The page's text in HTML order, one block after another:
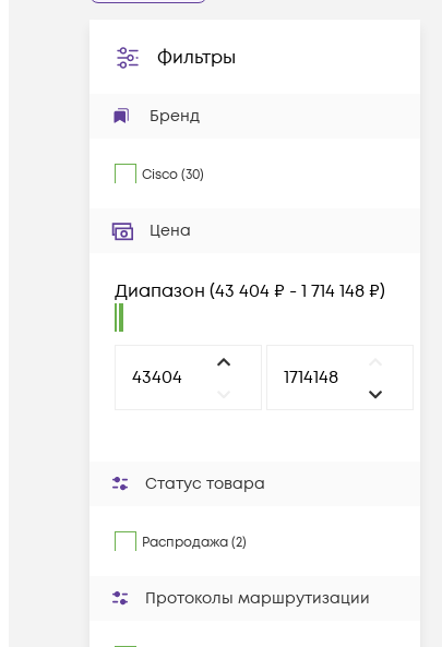
Фильтры
Бренд
Cisco(30)
Цена
Диапазон (43 404 ₽ - 1 714 148 ₽)
Статус товара
Распродажа (2)
Протоколы маршрутизации